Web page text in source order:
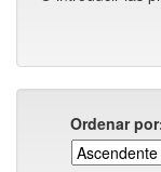
Ordenar